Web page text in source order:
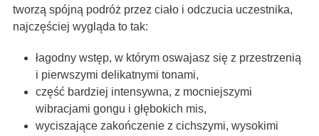
tworzą spójną podróż przez ciało i odczucia uczestnika,
najczęściej wygląda to tak:
łagodny wstęp, w którym oswajasz się z przestrzenią
i pierwszymi delikatnymi tonami,
część bardziej intensywna, z mocniejszymi
wibracjami gongu i głębokich mis,
wyciszające zakończenie z cichszymi, wysokimi